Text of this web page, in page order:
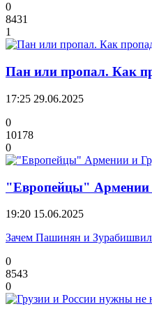
0
8431
1
Пан или пропал. Как
17:25 29.06.2025
0
10178
0
"Европейцы" Армении
19:20 15.06.2025
Зачем Пашинян и
0
8543
0